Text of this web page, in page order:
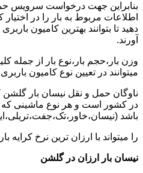
بنابراین جهت درخواست سرویس
اطلاعات مربوط به بار را در
دهید تا بتوانند بهترین کامیون
آورند.
وزن بار،حجم بار،نوع بار از جمله
میتوانند در تعیین نوع کامیون
ناوگان حمل و نقل نیسان بار
در کشور است و هر نوع ماشینی که
باشد
را میتواند با ارزان ترین نرخ کرایه
نیسان بار ارزان در گلشن